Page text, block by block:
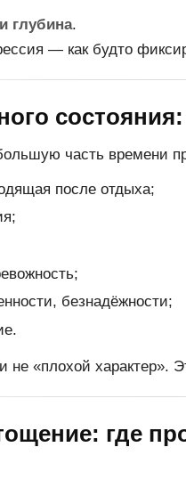
глубина.
— как будто
часть времени
после отдыха;
безнадёжности;
«плохой характер».
где